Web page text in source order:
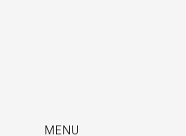
MENU